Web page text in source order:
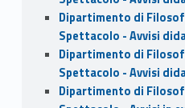
Dipartimento di
Spettacolo - Avvisi
Dipartimento di
Spettacolo - Avvisi
Dipartimento di